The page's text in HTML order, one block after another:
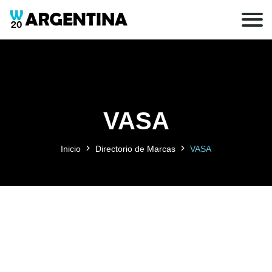
VASA
Inicio Directorio de Marcas VASA